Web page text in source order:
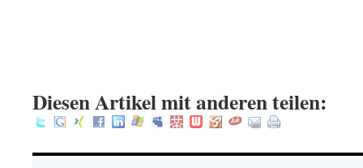
Diesen Artikel mit anderen teilen: